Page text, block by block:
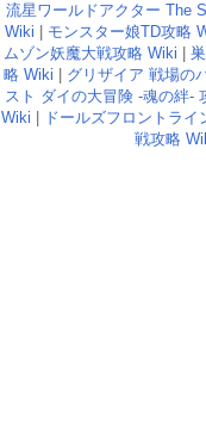
流星ワールドアクター The
Wiki
モンスター娘TD攻略
ムゾン妖魔大戦攻略 Wiki
略 Wiki
グリザイア 戦場の
スト ダイの大冒険 -魂の絆-
Wiki
ドールズフロントラ
戦攻略